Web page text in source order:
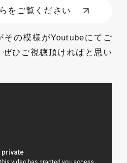
をご覧ください
その模様がYoutubeにてご
ひご視聴頂ければと思い